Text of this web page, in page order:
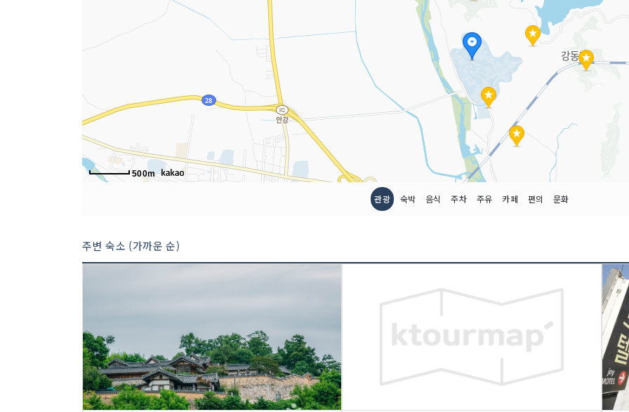
500m
관광 숙박 음식 주차 주유 카페 편의 문화
주변 숙소 (가까운 순)